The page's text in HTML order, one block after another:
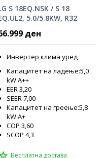
S 18EQ.NSK / S 18
5.0/5.8KW, R32
ден
Инвертер клима уред
Капацитет на ладење:5,0
kW А++
EER 3,20
SEER 7,00
Капацитет на греење:5,8
kW А+
COP 3,60
SCOP 4,3
Бесплатна достава